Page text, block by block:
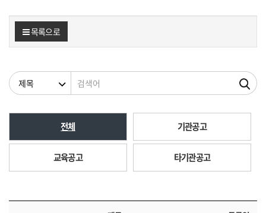
목록으로
검색조건 검색어
전체 기관공고
교육공고 타기관공고